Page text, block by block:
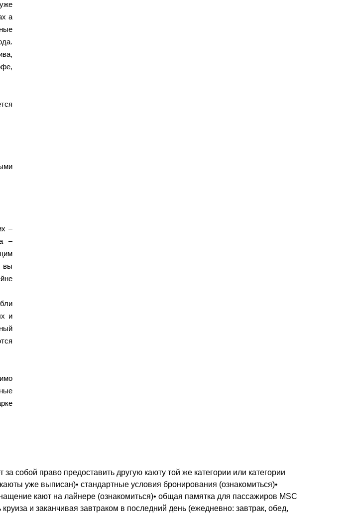
a
–
–
вы
и
собой право предоставить другую каюту той же категории или категории
уже выписан)• стандартные условия бронирования (ознакомиться)•
кают на лайнере (ознакомиться)• общая памятка для пассажиров MSC
и заканчивая завтраком в последний день (ежедневно: завтрак, обед,